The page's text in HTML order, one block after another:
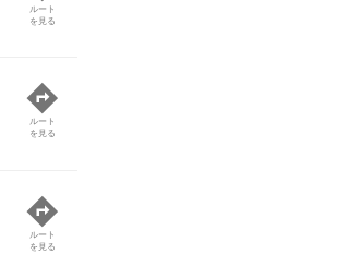
ルート
を見る
ルート
を見る
ルート
を見る